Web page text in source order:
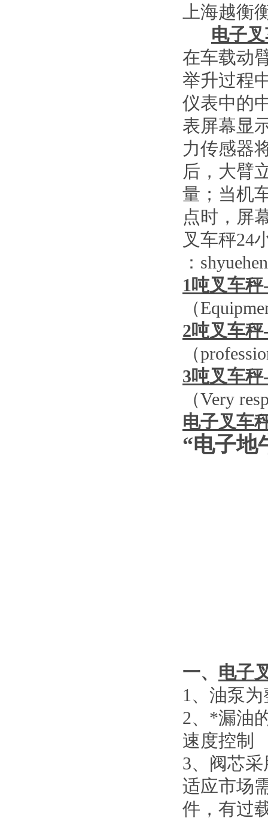
上海越衡
电子
在车载动
举升过程
仪表中的
表屏幕显
力传感器
后，大臂
量；当机
点时，屏
叉车秤24
：
1吨叉车秤
（
2吨叉车秤
（
3吨叉车秤
（Very
电子叉车
“电子地
一、 电子
1、 油泵
2、 *漏油
速度控制
3、 阀芯
适应市场
件，有过